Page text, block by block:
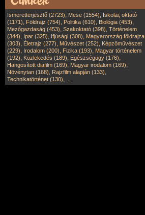
Ismeretterjesztő (2723), Mese (1554), Iskolai, oktató
(1171), Földrajz (754), Politika (610), Biológia (453),
Mezőgazdaság (453), Szakoktató (398), Történelem
(344), Ipar (325), Ifjúsági (308), Magyarország földrajza
(303), Életrajz (277), Művészet (252), Képzőművészet
(229), Irodalom (200), Fizika (193), Magyar történelem
(192), Közlekedés (189), Egészségügy (176),
Hangosított diafilm (169), Magyar irodalom (169),
Növénytan (168), Rajzfilm alapján (133),
Technikatörténet (130),